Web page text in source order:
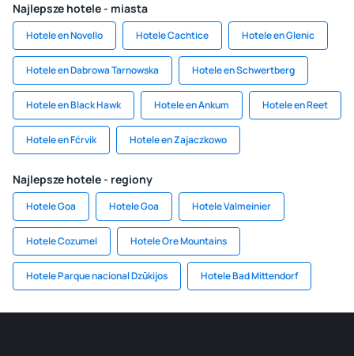
Najlepsze hotele - miasta
Hotele en Novello Hotele Cachtice Hotele en Glenic
Hotele en Dabrowa Tarnowska Hotele en Schwertberg
Hotele en Black Hawk Hotele en Ankum Hotele en Reet
Hotele en Fćrvik Hotele en Zajaczkowo
Najlepsze hotele - regiony
Hotele Goa Hotele Goa Hotele Valmeinier
Hotele Cozumel Hotele Ore Mountains
Hotele Parque nacional Dzūkijos Hotele Bad Mittendorf